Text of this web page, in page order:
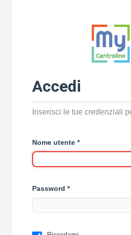
Accedi
Inserisci le tue credenziali
Nome utente *
Password *